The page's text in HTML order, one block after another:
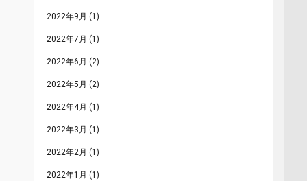
2022年9月 (1)
2022年7月 (1)
2022年6月 (2)
2022年5月 (2)
2022年4月 (1)
2022年3月 (1)
2022年2月 (1)
2022年1月 (1)